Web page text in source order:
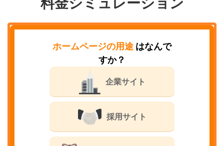
ホームページの用途 はなんで
すか？
企業サイト
採用サイト